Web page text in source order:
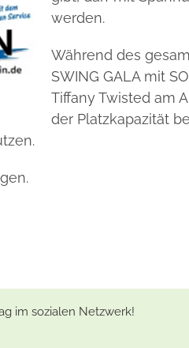
werden.
Während des
SWING GALA mit
Tiffany Twisted am
der Platzkapazität
im sozialen Netzwerk!